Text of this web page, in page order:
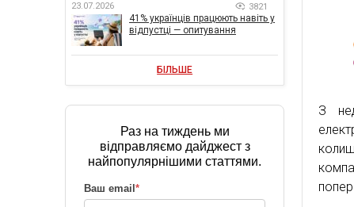
З
23.07.2026 3821
41% українців працюють навіть у
відпустці — опитування
БІЛЬШЕ
Раз на тиждень ми
відправляємо дайджест з
найпопулярнішими статтями.
Ваш email *